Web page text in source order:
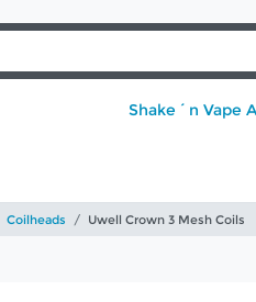
Shake´n Vape
Coilheads Uwell Crown 3 Mesh Coils